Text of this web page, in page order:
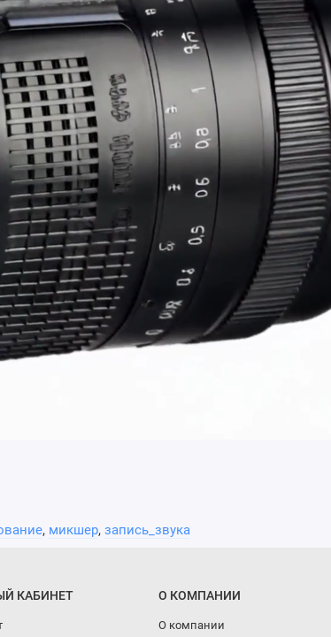
, микшер, запись_звука
КАБИНЕТ О КОМПАНИИ
О компании